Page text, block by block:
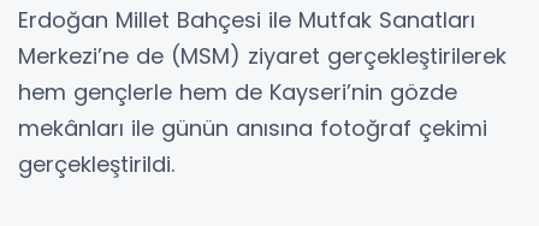
Erdoğan Millet Bahçesi ile Mutfak Sanatları
Merkezi’ne de (MSM) ziyaret gerçekleştirilerek
hem gençlerle hem de Kayseri’nin gözde
mekânları ile günün anısına fotoğraf çekimi
gerçekleştirildi.